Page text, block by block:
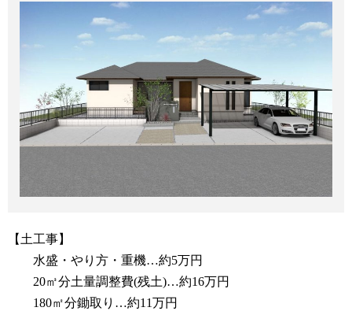
【土工事】
水盛・やり方・重機…約5万円
20㎥分土量調整費(残土)…約16万円
180㎡分鋤取り…約11万円